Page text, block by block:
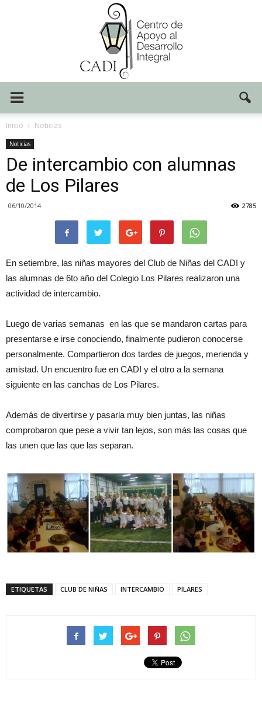
CADI
Inicio Noticias
Noticias
De intercambio con alumnas
de Los Pilares
06/10/2014 2785
En setiembre, las niñas mayores del Club de Niñas del CADI y
las alumnas de 6to año del Colegio Los Pilares realizaron una
actividad de intercambio.
Luego de varias semanas en las que se mandaron cartas para
presentarse e irse conociendo, finalmente pudieron conocerse
personalmente. Compartieron dos tardes de juegos, merienda y
amistad. Un encuentro fue en CADI y el otro a la semana
siguiente en las canchas de Los Pilares.
Además de divertirse y pasarla muy bien juntas, las niñas
comprobaron que pese a vivir tan lejos, son más las cosas que
las unen que las que las separan.
ETIQUETAS CLUB DE NIÑAS INTERCAMBIO PILARES